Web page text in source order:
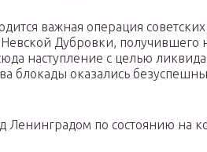
важная операция
Дубровки, получившего
наступление с целью
блокады оказались
Ленинградом по состоянию на